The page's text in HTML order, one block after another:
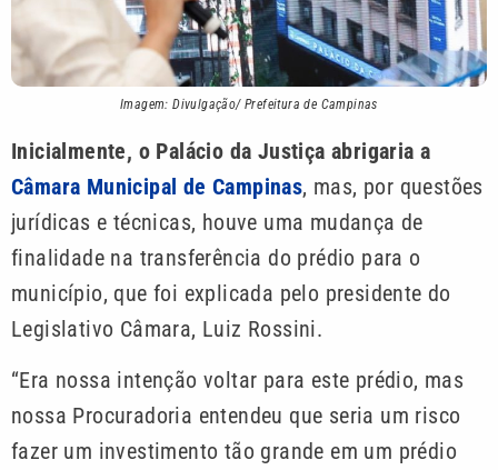
Imagem: Divulgação/ Prefeitura de Campinas
Inicialmente, o Palácio da Justiça abrigaria a
Câmara Municipal de Campinas, mas, por questões
jurídicas e técnicas, houve uma mudança de
finalidade na transferência do prédio para o
município, que foi explicada pelo presidente do
Legislativo Câmara, Luiz Rossini.
“Era nossa intenção voltar para este prédio, mas
nossa Procuradoria entendeu que seria um risco
fazer um investimento tão grande em um prédio